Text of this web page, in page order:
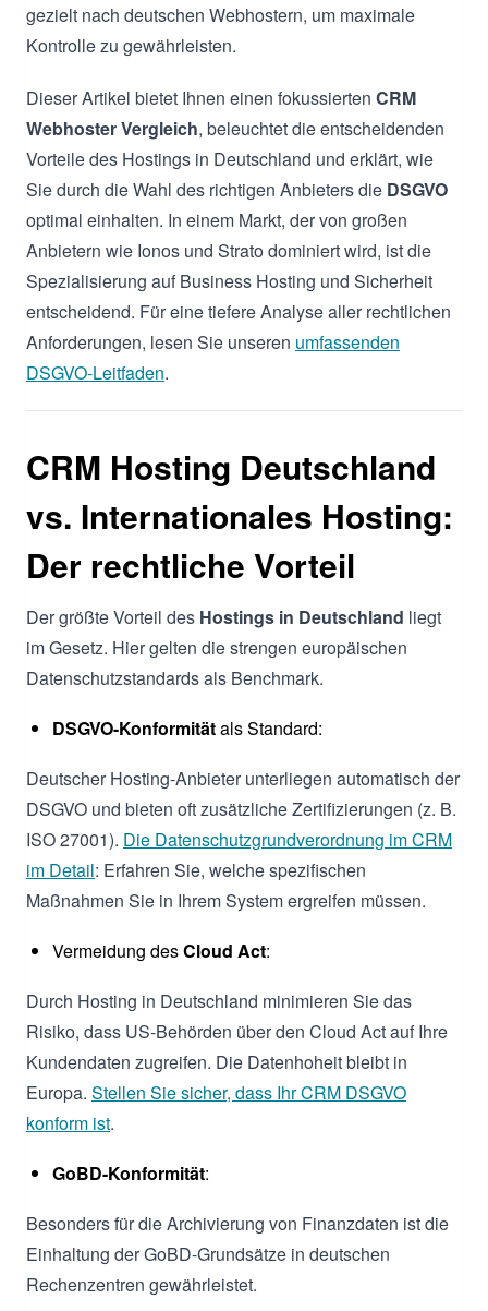
gezielt nach deutschen Webhostern, um maximale
Kontrolle zu gewährleisten.
Dieser Artikel bietet Ihnen einen fokussierten CRM
Webhoster Vergleich, beleuchtet die entscheidenden
Vorteile des Hostings in Deutschland und erklärt, wie
Sie durch die Wahl des richtigen Anbieters die DSGVO
optimal einhalten. In einem Markt, der von großen
Anbietern wie Ionos und Strato dominiert wird, ist die
Spezialisierung auf Business Hosting und Sicherheit
entscheidend. Für eine tiefere Analyse aller rechtlichen
Anforderungen, lesen Sie unseren umfassenden
DSGVO-Leitfaden.
CRM Hosting Deutschland
vs. Internationales Hosting:
Der rechtliche Vorteil
Der größte Vorteil des Hostings in Deutschland liegt
im Gesetz. Hier gelten die strengen europäischen
Datenschutzstandards als Benchmark.
DSGVO-Konformitätals Standard:
Deutscher Hosting-Anbieter unterliegen automatisch der
DSGVO und bieten oft zusätzliche Zertifizierungen (z. B.
ISO 27001). Die Datenschutzgrundverordnung im CRM
im Detail: Erfahren Sie, welche spezifischen
Maßnahmen Sie in Ihrem System ergreifen müssen.
Vermeidung desCloud Act:
Durch Hosting in Deutschland minimieren Sie das
Risiko, dass US-Behörden über den Cloud Act auf Ihre
Kundendaten zugreifen. Die Datenhoheit bleibt in
Europa. Stellen Sie sicher, dass Ihr CRM DSGVO
konform ist.
GoBD-Konformität:
Besonders für die Archivierung von Finanzdaten ist die
Einhaltung der GoBD-Grundsätze in deutschen
Rechenzentren gewährleistet.